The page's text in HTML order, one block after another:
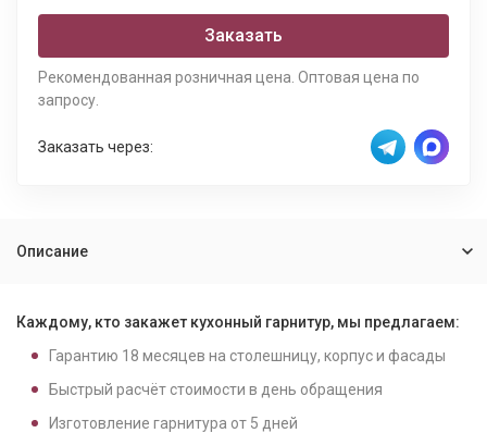
Заказать
Рекомендованная розничная цена. Оптовая цена по
запросу.
Заказать через:
Описание
Каждому, кто закажет кухонный гарнитур, мы предлагаем:
Гарантию 18 месяцев на столешницу, корпус и фасады
Быстрый расчёт стоимости в день обращения
Изготовление гарнитура от 5 дней